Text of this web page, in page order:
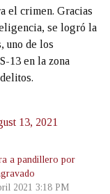
el crimen. Gracias
se logró la
uno de los
13 en la zona
13, 2021
a pandillero por
2021 3:18 PM